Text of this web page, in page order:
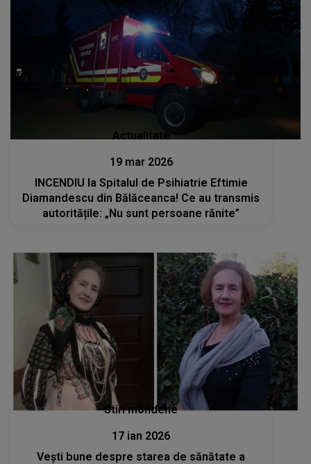
Actualitate
19 mar 2026
INCENDIU la Spitalul de Psihiatrie Eftimie
Diamandescu din Bălăceanca! Ce au transmis
autoritățile: „Nu sunt persoane rănite”
Stiri mondene
17 ian 2026
Vești bune despre starea de sănătate a